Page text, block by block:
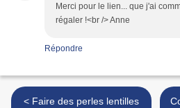
Merci pour le lien... que j'ai
régaler !<br /> Anne
Répondre
< Faire des perles lentilles